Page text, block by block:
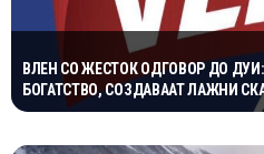
ВЛЕН СО ЖЕСТОК ОДГОВОР ДО
БОГАТСТВО, СОЗДАВААТ ЛАЖНИ